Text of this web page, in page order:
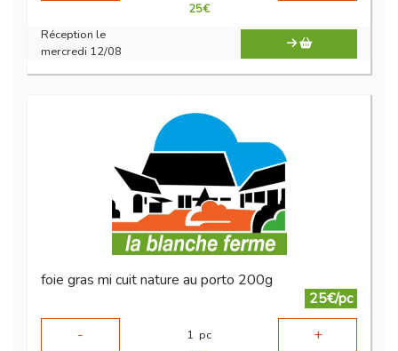
25€
Réception le
mercredi 12/08
foie gras mi cuit nature au porto 200g
25€/pc
-
1 pc +